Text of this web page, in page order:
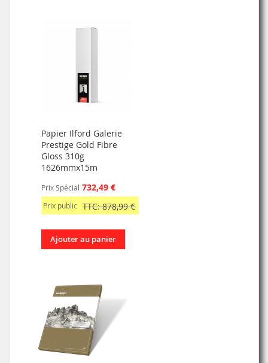
Papier Ilford Galerie
Prestige Gold Fibre
Gloss 310g
1626mmx15m
Prix Spécial 732,49 €
Prix public TTC: 878,99 €
Ajouter au panier